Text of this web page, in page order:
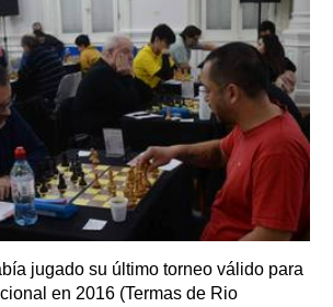
jugado su último torneo válido para
en 2016 (Termas de Rio